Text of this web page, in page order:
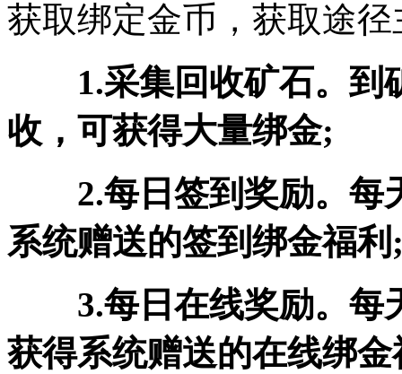
获取绑定金币，获取途
1.采集回收矿石。到
收，可获得大量绑金;
2.每日签到奖励。每
系统赠送的签到绑金福利
3.每日在线奖励。每
获得系统赠送的在线绑